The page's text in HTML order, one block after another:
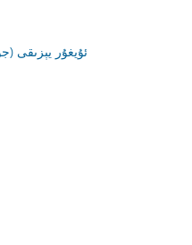
ئۇيغۇر يېزىقى